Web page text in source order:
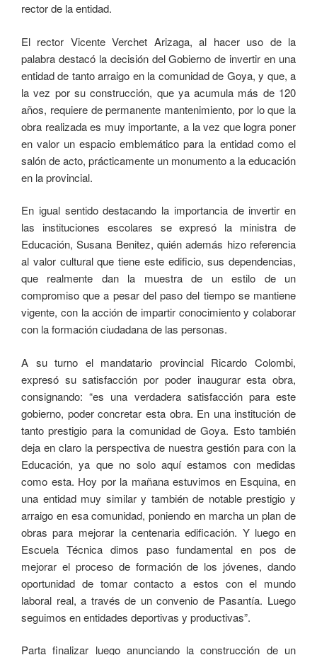
rector de la entidad.
El rector Vicente Verchet Arizaga, al hacer uso de la
palabra destacó la decisión del Gobierno de invertir en una
entidad de tanto arraigo en la comunidad de Goya, y que, a
la vez por su construcción, que ya acumula más de 120
años, requiere de permanente mantenimiento, por lo que la
obra realizada es muy importante, a la vez que logra poner
en valor un espacio emblemático para la entidad como el
salón de acto, prácticamente un monumento a la educación
en la provincial.
En igual sentido destacando la importancia de invertir en
las instituciones escolares se expresó la ministra de
Educación, Susana Benitez, quién además hizo referencia
al valor cultural que tiene este edificio, sus dependencias,
que realmente dan la muestra de un estilo de un
compromiso que a pesar del paso del tiempo se mantiene
vigente, con la acción de impartir conocimiento y colaborar
con la formación ciudadana de las personas.
A su turno el mandatario provincial Ricardo Colombi,
expresó su satisfacción por poder inaugurar esta obra,
consignando: “es una verdadera satisfacción para este
gobierno, poder concretar esta obra. En una institución de
tanto prestigio para la comunidad de Goya. Esto también
deja en claro la perspectiva de nuestra gestión para con la
Educación, ya que no solo aquí estamos con medidas
como esta. Hoy por la mañana estuvimos en Esquina, en
una entidad muy similar y también de notable prestigio y
arraigo en esa comunidad, poniendo en marcha un plan de
obras para mejorar la centenaria edificación. Y luego en
Escuela Técnica dimos paso fundamental en pos de
mejorar el proceso de formación de los jóvenes, dando
oportunidad de tomar contacto a estos con el mundo
laboral real, a través de un convenio de Pasantía. Luego
seguimos en entidades deportivas y productivas”.
Parta finalizar luego anunciando la construcción de un